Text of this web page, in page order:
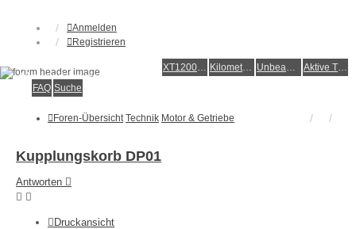
Anmelden
Registrieren
XT1200Z-Wiki Kilometerstatistik Unbeantwortete Themen Aktive Themen
Alles rund um die Yamaha XT1200Z Super Ténéré
FAQ Suche
Foren-Übersicht Technik Motor & Getriebe
Kupplungskorb DP01
Antworten
Druckansicht